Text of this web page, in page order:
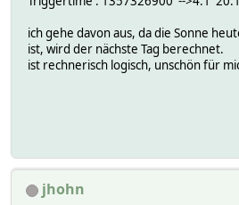
ich gehe davon aus, da die Sonne
ist, wird der nächste Tag berechnet.
ist rechnerisch logisch, unschön für
jhohn